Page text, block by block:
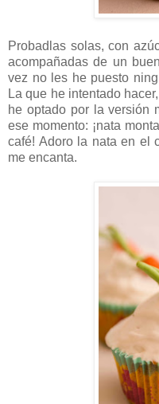
Probadlas solas, con
acompañadas de un
vez no les he puesto
La que he intentado
he optado por la versión
ese momento: ¡nata
café! Adoro la nata en el
me encanta.